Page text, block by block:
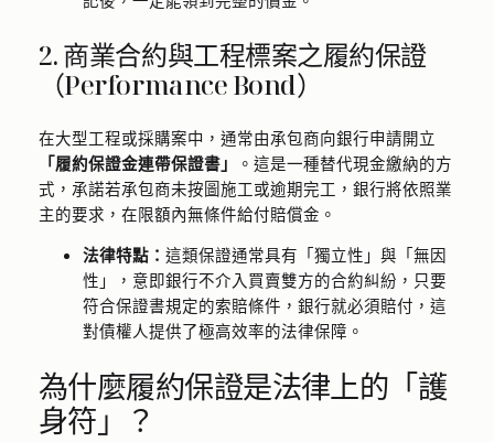
2. 商業合約與工程標案之履約保證
（Performance Bond）
在大型工程或採購案中，通常由承包商向銀行申請開立
「履約保證金連帶保證書」
。這是一種替代現金繳納的方
式，承諾若承包商未按圖施工或逾期完工，銀行將依照業
主的要求，在限額內無條件給付賠償金。
法律特點： 這類保證通常具有「獨立性」與「無因
性」，意即銀行不介入買賣雙方的合約糾紛，只要
符合保證書規定的索賠條件，銀行就必須賠付，這
對債權人提供了極高效率的法律保障。
為什麼履約保證是法律上的「護
身符」？